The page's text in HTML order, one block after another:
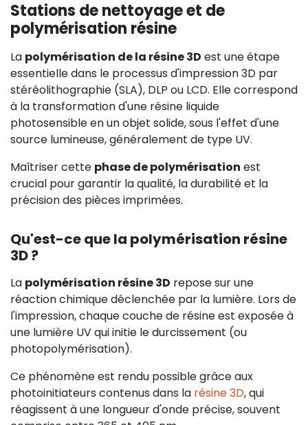
Stations de nettoyage et de
polymérisation résine
La polymérisation de la résine 3D est une étape
essentielle dans le processus d'impression 3D par
stéréolithographie (SLA), DLP ou LCD. Elle correspond
à la transformation d'une résine liquide
photosensible en un objet solide, sous l'effet d'une
source lumineuse, généralement de type UV.
Maîtriser cette phase de polymérisation est
crucial pour garantir la qualité, la durabilité et la
précision des pièces imprimées.
Qu'est-ce que la polymérisation résine
3D ?
La polymérisation résine 3D repose sur une
réaction chimique déclenchée par la lumière. Lors de
l'impression, chaque couche de résine est exposée à
une lumière UV qui initie le durcissement (ou
photopolymérisation).
Ce phénomène est rendu possible grâce aux
photoinitiateurs contenus dans la résine 3D, qui
réagissent à une longueur d'onde précise, souvent